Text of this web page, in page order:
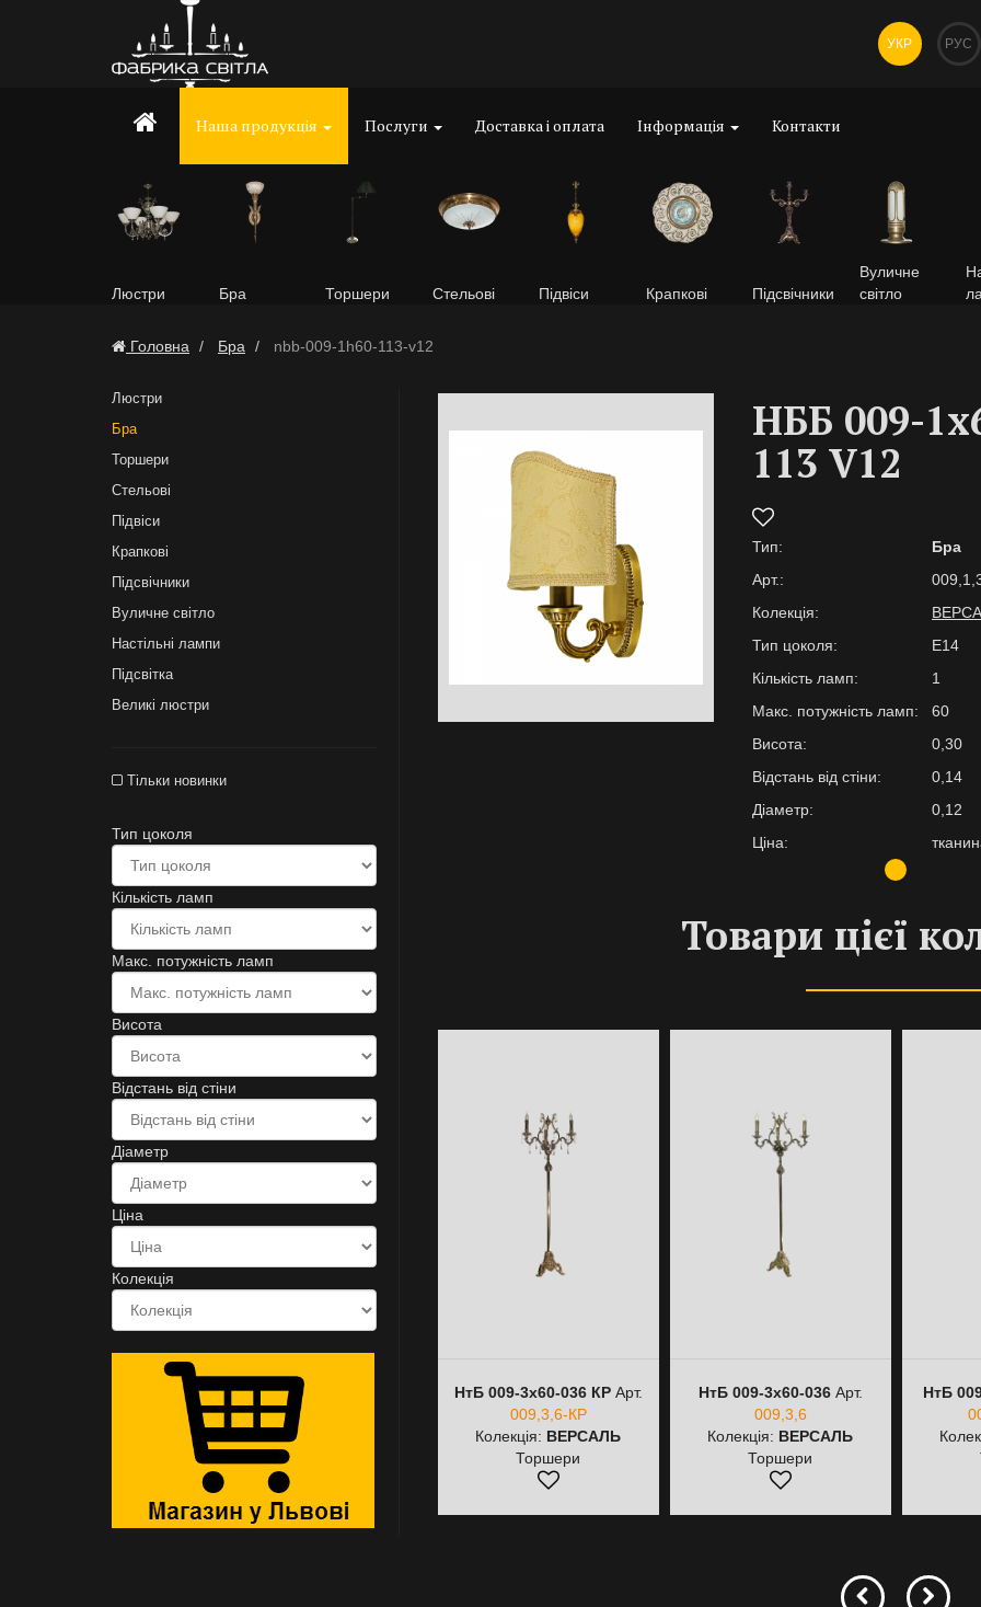
УКР РУС
Наша продукція Послуги Доставка і оплата Інформація Контакти
Люстри Бра Торшери Стельові Підвіси Крапкові Підсвічники
Вуличне
світло
Головна Бра nbb-009-1h60-113-v12
Люстри
Бра
Торшери
Стельові
Підвіси
Крапкові
Підсвічники
Вуличне світло
Настільні лампи
Підсвітка
Великі люстри
Тільки новинки
Тип цоколя
Кількість ламп
Макс. потужність ламп
Висота
Відстань від стіни
Діаметр
Ціна
Колекція
НББ 009-
113 V12
Тип:
Бра
Арт.:
Колекція:
Тип цоколя:
E14
Кількість ламп:
1
Макс. потужність ламп:
60
Висота:
0,30
Відстань від стіни:
0,14
Діаметр:
0,12
Ціна:
Товари цієї
НтБ 009-3х60-036 КРАрт.
009,3,6-КР
Колекція: ВЕРСАЛЬ
Торшери
НтБ 009-3х60-036Арт.
009,3,6
Колекція: ВЕРСАЛЬ
Торшери
НтБ